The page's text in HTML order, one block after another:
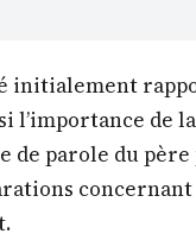
initialement
l’importance de
de parole du